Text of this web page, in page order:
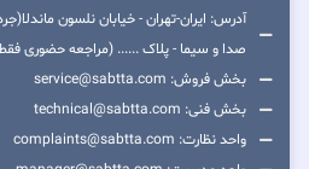
آدرس: ایران-تهران - خیابان نلسون
صدا و سیما - پلاک ...... (مراجعه حضوری
بخش فروش: service@sabtta.com
بخش فنی: technical@sabtta.com
واحد نظارت: complaints@sabtta.com